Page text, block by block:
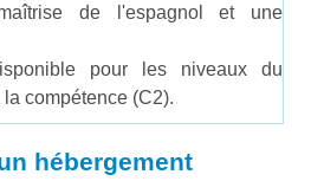
de l'espagnol et une
pour les niveaux du
compétence (C2).
hébergement